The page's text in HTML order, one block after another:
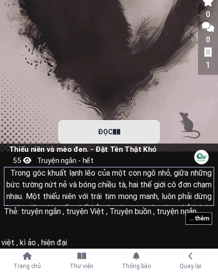
Tiếp tục với
0
0
1
ĐỌC
Thiếu niên và mèo đen. - Đặt Tên Thật Khó
55 Truyện ngắn - hết
... thêm
Trong góc khuất lạnh lẽo của một con ngõ nhỏ, giữa những
bức tường nứt nẻ và bóng chiều tà, hai thế giới cô đơn chạm
nhau. Một thiếu niên với trái tim mong manh, luôn phải dừng
bước giữa nhịp sống hối hả, và một con mèo đen nhỏ bé, bị
bỏ rơi, run rẩy vì đói khát. Từ nửa ổ bánh mì và ánh mắt cảm
dàng cho những ngày tháng bấp bênh.
Thẻ: truyện ngắn , truyện Việt , Truyện buồn , truyện ngắn
, kì ảo, hiện đại
Trang chủ Thư viện Thông báo Quay lại